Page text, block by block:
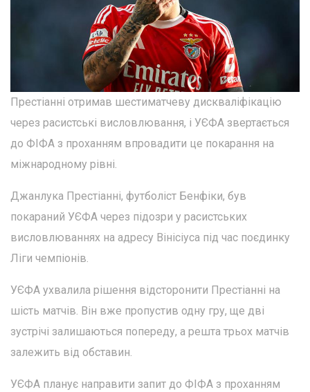
Престіанні отримав шестиматчеву дискваліфікацію
через расистські висловлювання, і УЄФА звертається
до ФІФА з проханням впровадити це покарання на
міжнародному рівні.
Джанлука Престіанні, футболіст Бенфіки, був
покараний УЄФА через підозри у расистських
висловлюваннях на адресу Вінісіуса під час поєдинку
Ліги чемпіонів.
УЄФА ухвалила рішення відсторонити Престіанні на
шість матчів. Він вже пропустив одну гру, ще дві
зустрічі залишаються попереду, а решта трьох матчів
залежить від обставин.
УЄФА планує направити запит до ФІФА з проханням